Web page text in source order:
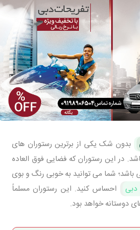
بدون شک یکی از برترین رستوران های
در این رستوران که فضایی فوق العاده
باشد؛ شما می توانید به خوبی رنگ و بوی
دبی
احساس کنید. این رستوران مسلماً
دوستانه خواهد بود.